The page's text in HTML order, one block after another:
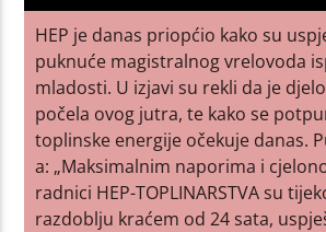
HEP je danas priopćio kako su
puknuće magistralnog vrelovoda
mladosti. U izjavi su rekli da je
počela ovog jutra, te kako se
toplinske energije očekuje danas.
a: „Maksimalnim naporima i
radnici HEP-TOPLINARSTVA su
razdoblju kraćem od 24 sata,